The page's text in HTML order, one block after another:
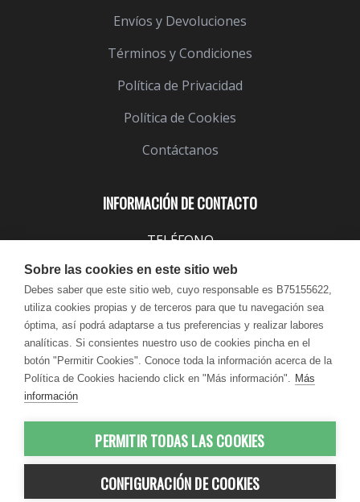
INFORMACIÓN DE CONTACTO
TELÉFONO
EMAIL
info@lindavita.com
HORARIO
Lun - Jue / 9:00 - 18:30
Vie / 9:00 - 17:30
Envíos y Devoluciones
Términos y Condiciones
Política de Privacidad
Política de Cookies
Contáctanos
© 2012-2026 LindaVita - Todos los
derechos reservados
Sobre las cookies en este sitio web
Debes saber que este sitio web, cuyo responsable es B75155622,
utiliza cookies propias y de terceros para que tu navegación sea
óptima, así podrá adaptarse a tus preferencias y realizar labores
analíticas. Si consientes nuestro uso de cookies pincha en el
botón "Permitir Cookies". Conoce toda la información acerca de la
Política de Cookies haciendo click en "Más información". Más
información
PERMITIR TODAS LAS COOKIES
CONFIGURACIÓN DE COOKIES